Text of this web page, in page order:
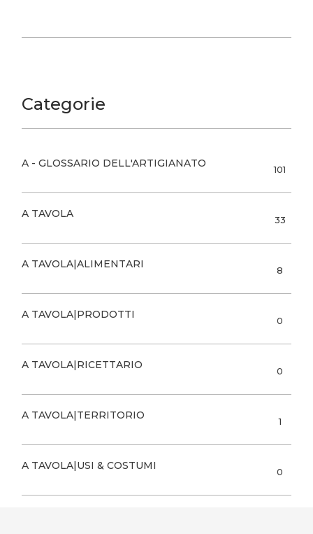
Categorie
A - GLOSSARIO DELL'ARTIGIANATO 101
A TAVOLA 33
A TAVOLA|ALIMENTARI 8
A TAVOLA|PRODOTTI 0
A TAVOLA|RICETTARIO 0
A TAVOLA|TERRITORIO 1
A TAVOLA|USI & COSTUMI 0